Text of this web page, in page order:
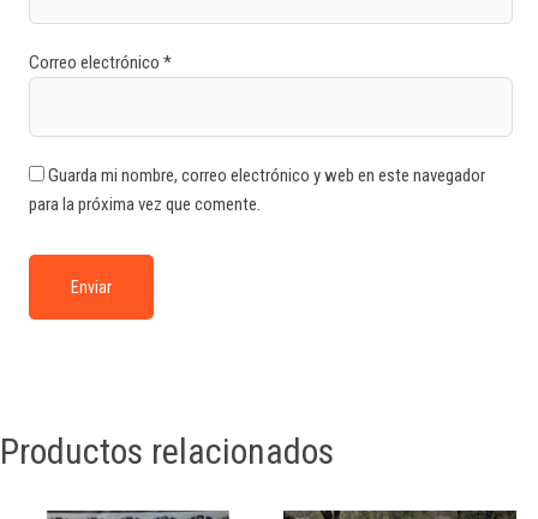
Correo electrónico *
Guarda mi nombre, correo electrónico y web en este navegador
para la próxima vez que comente.
Productos relacionados